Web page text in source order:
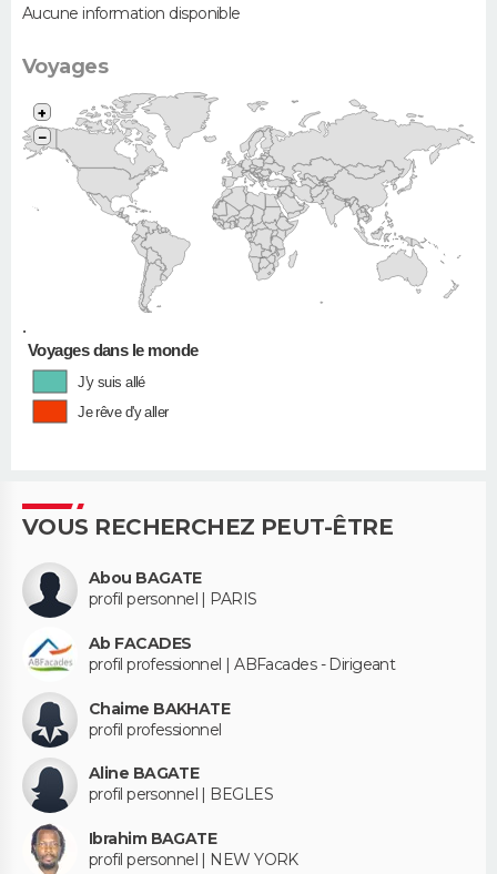
Aucune information disponible
Voyages
•
+
−
Voyages dans le monde
J'y suis allé
Je rêve d'y aller
VOUS RECHERCHEZ PEUT-ÊTRE
Abou BAGATE
profil personnel | PARIS
Ab FACADES
profil professionnel | ABFacades - Dirigeant
Chaime BAKHATE
profil professionnel
Aline BAGATE
profil personnel | BEGLES
Ibrahim BAGATE
profil personnel | NEW YORK